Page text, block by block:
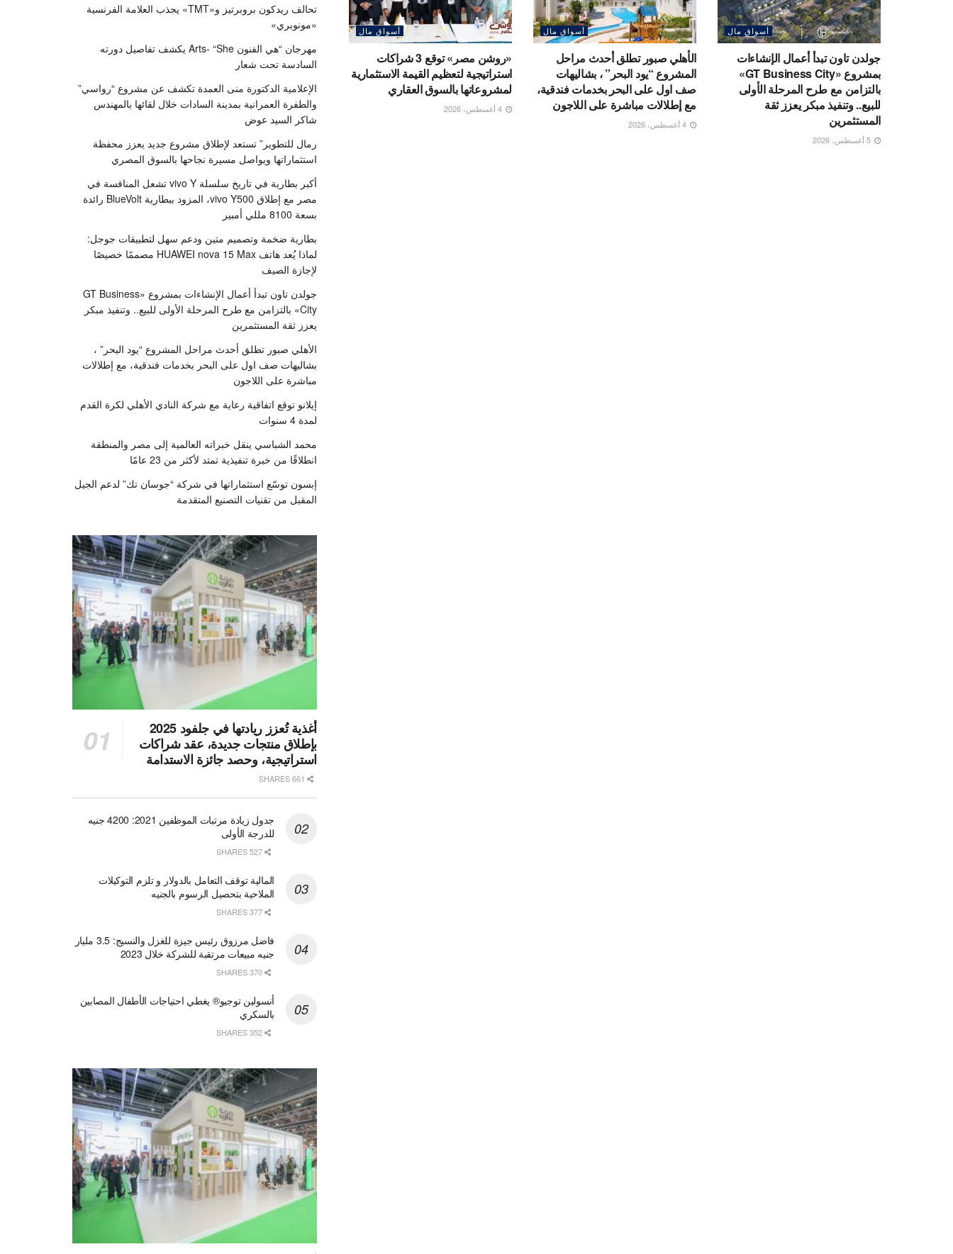
أسواق مال
جولدن تاون تبدأ أعمال الإنشاءات
بمشروع «GT Business City»
بالتزامن مع طرح المرحلة الأولى
للبيع.. وتنفيذ مبكر يعزز ثقة
المستثمرين
أسواق مال
الأهلي صبور تطلق أحدث مراحل
المشروع “يود البحر” ، بشاليهات
صف اول على البحر بخدمات فندقية،
مع إطلالات مباشرة على اللاجون
أسواق مال
«روشن مصر» توقع 3 شراكات
استراتيجية لتعظيم القيمة الاستثمارية
لمشروعاتها بالسوق العقاري
تحالف ريدكون بروبرتيز و«TMT» يجذب العلامة الفرنسية
«مونوبري»
مهرجان “هي الفنون Arts- “She يكشف تفاصيل دورته
السادسة تحت شعار
الإعلامية الدكتورة منى العمدة تكشف عن مشروع “رواسي”
والطفرة العمرانية بمدينة السادات خلال لقائها بالمهندس
شاكر السيد عوض
رمال للتطوير” تستعد لإطلاق مشروع جديد يعزز محفظة
استثماراتها ويواصل مسيرة نجاحها بالسوق المصري
أكبر بطارية في تاريخ سلسلة vivo Y تشعل المنافسة في
مصر مع إطلاق vivo Y500، المزود ببطارية BlueVolt رائدة
بسعة 8100 مللي أمبير
بطارية ضخمة وتصميم متين ودعم سهل لتطبيقات جوجل:
لماذا يُعد هاتف HUAWEI nova 15 Max مصممًا خصيصًا
لإجازة الصيف
جولدن تاون تبدأ أعمال الإنشاءات بمشروع «GT Business
City» بالتزامن مع طرح المرحلة الأولى للبيع.. وتنفيذ مبكر
يعزز ثقة المستثمرين
الأهلي صبور تطلق أحدث مراحل المشروع “يود البحر” ،
بشاليهات صف اول على البحر بخدمات فندقية، مع إطلالات
مباشرة على اللاجون
إيلانو توقع اتفاقية رعاية مع شركة النادي الأهلي لكرة القدم
لمدة 4 سنوات
محمد الشباسي ينقل خبراته العالمية إلى مصر والمنطقة
انطلاقًا من خبرة تنفيذية تمتد لأكثر من 23 عامًا
إبسون توسّع استثماراتها في شركة “جوسان تك” لدعم الجيل
المقبل من تقنيات التصنيع المتقدمة
أغذية تُعزز ريادتها في جلفود 2025
بإطلاق منتجات جديدة، عقد شراكات
استراتيجية، وحصد جائزة الاستدامة
جدول زيادة مرتبات الموظفين 2021: 4200 جنيه
للدرجة الأولى
المالية توقف التعامل بالدولار و تلزم التوكيلات
الملاحية بتحصيل الرسوم بالجنيه
فاضل مرزوق رئيس جيزة للغزل والنسيج: 3.5 مليار
جنيه مبيعات مرتقبة للشركة خلال 2023
أنسولين توجيو® يغطي احتياجات الأطفال المصابين
بالسكري